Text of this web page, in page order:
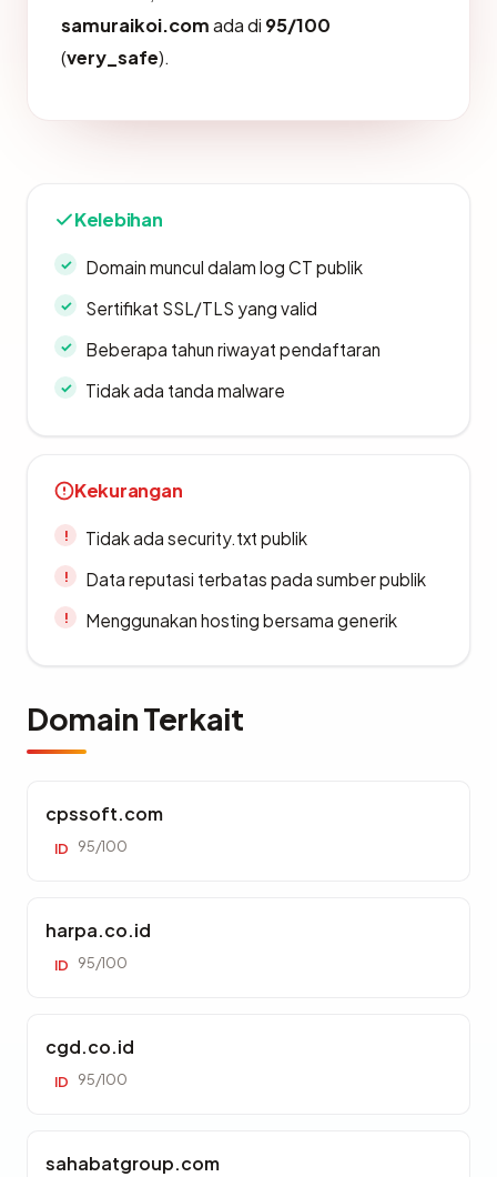
samuraikoi.comada di 95/100
(very_safe).
Kelebihan
Domain muncul dalam log CT publik
Sertifikat SSL/TLS yang valid
Beberapa tahun riwayat pendaftaran
Tidak ada tanda malware
Kekurangan
Tidak ada security.txt publik
Data reputasi terbatas pada sumber publik
Menggunakan hosting bersama generik
Domain Terkait
cpssoft.com
ID 95/100
harpa.co.id
ID 95/100
cgd.co.id
ID 95/100
sahabatgroup.com